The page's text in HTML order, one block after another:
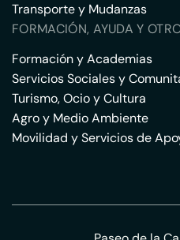
Transporte y Mudanzas
FORMACIÓN, AYUDA Y
Formación y Academias
Servicios Sociales y
Turismo, Ocio y Cultura
Agro y Medio Ambiente
Movilidad y Servicios de